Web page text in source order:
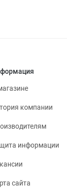
компании
информации
сайта